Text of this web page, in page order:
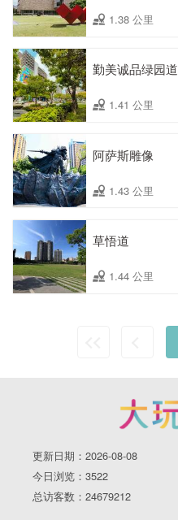
1.38 公里
勤美诚品绿园道
1.41 公里
阿萨斯雕像
1.43 公里
草悟道
1.44 公里
更新日期：2026-08-08
今日浏览：3522
总访客数：24679212